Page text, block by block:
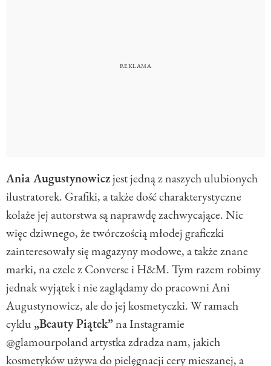
Ania Augustynowiczjest jedną z naszych ulubionych
ilustratorek. Grafiki, a także dość charakterystyczne
kolaże jej autorstwa są naprawdę zachwycające. Nic
więc dziwnego, że twórczością młodej graficzki
zainteresowały się magazyny modowe, a także znane
marki, na czele z Converse i H&M. Tym razem robimy
jednak wyjątek i nie zaglądamy do pracowni Ani
Augustynowicz, ale do jej kosmetyczki. W ramach
cyklu „Beauty Piątek”na Instagramie
@glamourpoland artystka zdradza nam, jakich
kosmetyków używa do pielęgnacji cery mieszanej, a